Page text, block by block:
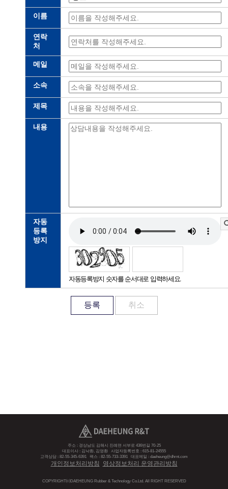
이름
연락
처
메일
소속
제목
내용
자동
등록
방지
자동등록방지 숫자를 순서대로 입력하세요.
등록 취소
주소 : 경상남도 김해시 진례면 서부로 436번길 70-25
대표이사 : 김낙환, 김영환 사업자등록번호 : 615-81-24555
고객상담 : 82-55-345-6391 팩스 : 82-55-733-3391 대표메일 : daeheung@dhrnt.com
개인정보처리방침 영상정보처리 운영관리방침
COPYRIGHT⒞DAEHEUNG Rubber & Technology Co.Ltd. All RIGHT RESERVED